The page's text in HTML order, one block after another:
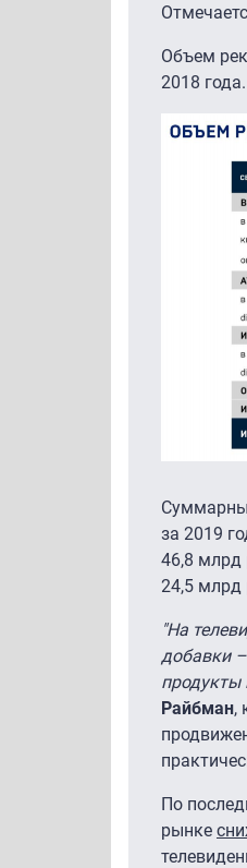
Объем
2018 года.
за 2019
46,8 млрд
24,5 млрд
"На
добавки
продукты
Райбман,
По
рынке